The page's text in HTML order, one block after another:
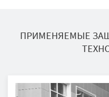
ПРИМЕНЯЕМЫЕ